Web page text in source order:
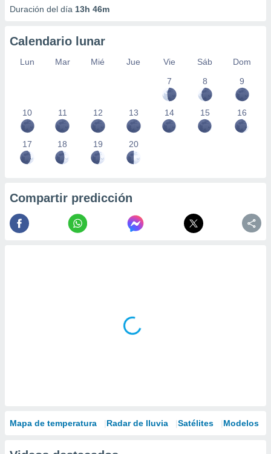
Duración del día 13h 46m
Calendario lunar
Lun Mar Mié Jue Vie Sáb
Dom
7
8 9
10 11 12 13 14 15 16
17 18 19 20
Compartir predicción
Mapa de temperatura Radar de lluvia Satélites Modelos